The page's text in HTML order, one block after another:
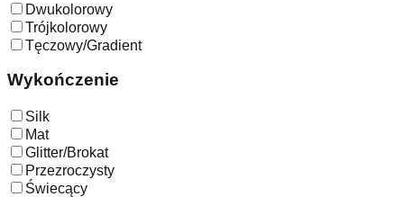
Dwukolorowy
Trójkolorowy
Tęczowy/Gradient
Wykończenie
Silk
Mat
Glitter/Brokat
Przezroczysty
Świecący